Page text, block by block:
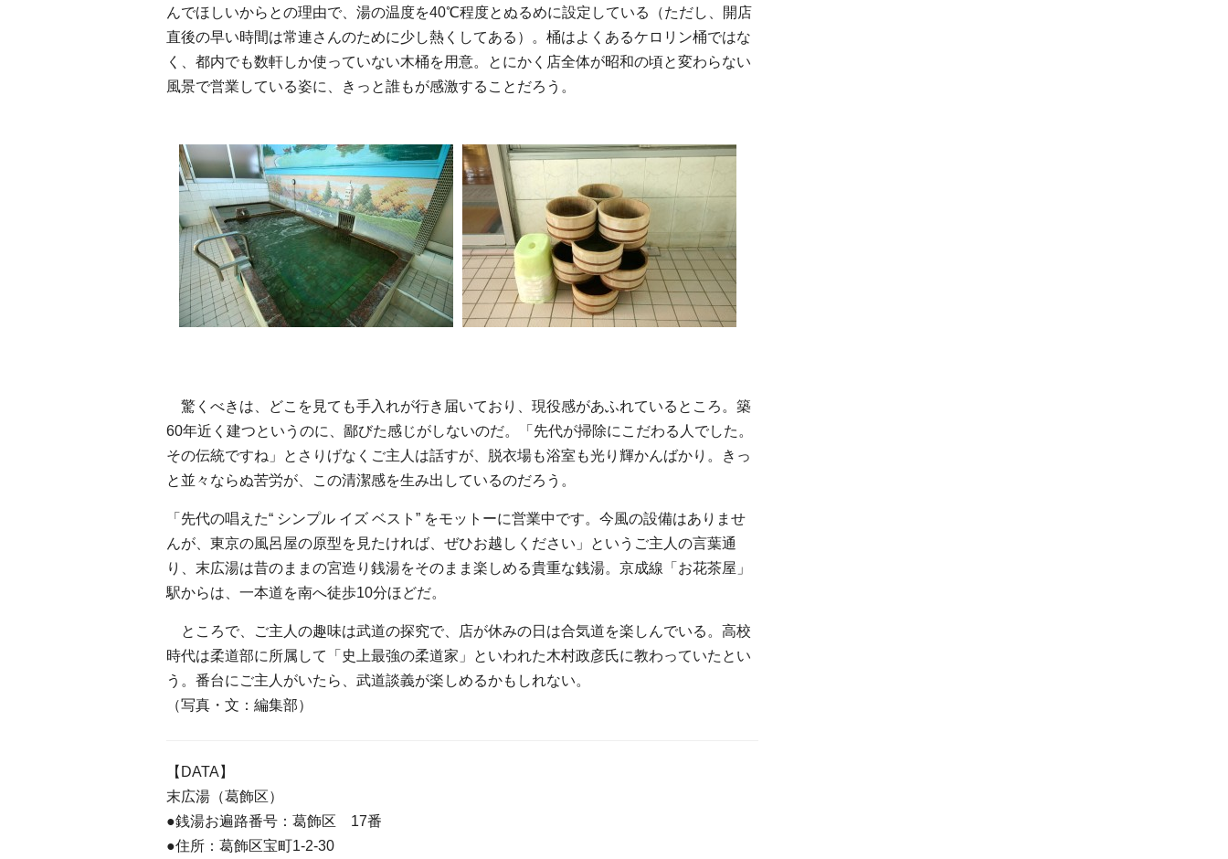
んでほしいからとの理由で、湯の温度を40℃程度とぬるめに設定している（ただし、開店
直後の早い時間は常連さんのために少し熱くしてある）。桶はよくあるケロリン桶ではな
く、都内でも数軒しか使っていない木桶を用意。とにかく店全体が昭和の頃と変わらない
風景で営業している姿に、きっと誰もが感激することだろう。
驚くべきは、どこを見ても手入れが行き届いており、現役感があふれているところ。築
60年近く建つというのに、鄙びた感じがしないのだ。「先代が掃除にこだわる人でした。
その伝統ですね」とさりげなくご主人は話すが、脱衣場も浴室も光り輝かんばかり。きっ
と並々ならぬ苦労が、この清潔感を生み出しているのだろう。
「先代の唱えた“ シンプル イズ ベスト” をモットーに営業中です。今風の設備はありませ
んが、東京の風呂屋の原型を見たければ、ぜひお越しください」というご主人の言葉通
り、末広湯は昔のままの宮造り銭湯をそのまま楽しめる貴重な銭湯。京成線「お花茶屋」
駅からは、一本道を南へ徒歩10分ほどだ。
ところで、ご主人の趣味は武道の探究で、店が休みの日は合気道を楽しんでいる。高校
時代は柔道部に所属して「史上最強の柔道家」といわれた木村政彦氏に教わっていたとい
う。番台にご主人がいたら、武道談義が楽しめるかもしれない。
（写真・文：編集部）
【DATA】
末広湯（葛飾区）
●銭湯お遍路番号：葛飾区 17番
●住所：葛飾区宝町1-2-30